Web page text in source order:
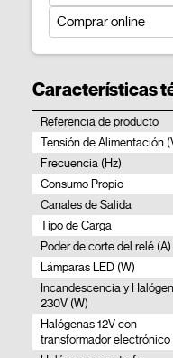
Comprar online
Características
Referencia de producto
Tensión de Alimentación
Frecuencia (Hz)
Consumo Propio
Canales de Salida
Tipo de Carga
Poder de corte del relé (A)
Lámparas LED (W)
Incandescencia y
230V (W)
Halógenas 12V con
transformador electrónico